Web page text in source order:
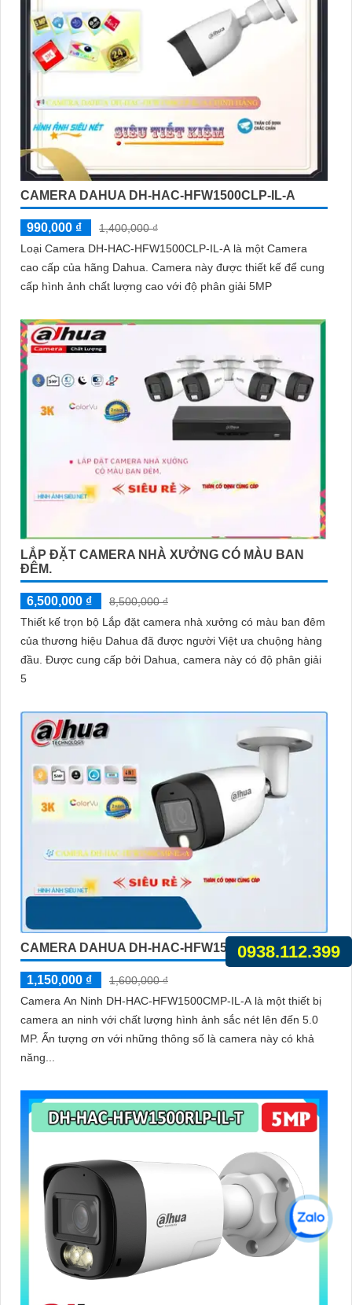
CAMERA DAHUA DH-HAC-HFW1500CLP-IL-A
990,000 ₫
1,400,000 ₫
Loại Camera DH-HAC-HFW1500CLP-IL-A là một Camera
cao cấp của hãng Dahua. Camera này được thiết kế để cung
cấp hình ảnh chất lượng cao với độ phân giải 5MP
LẮP ĐẶT CAMERA NHÀ XƯỞNG CÓ MÀU BAN
ĐÊM.
6,500,000 ₫
8,500,000 ₫
Thiết kế trọn bộ Lắp đặt camera nhà xưởng có màu ban đêm
của thương hiệu Dahua đã được người Việt ưa chuộng hàng
đầu. Được cung cấp bởi Dahua, camera này có độ phân giải
5
CAMERA DAHUA DH-HAC-HFW1500CMP-IL-A
1,150,000 ₫
1,600,000 ₫
Camera An Ninh DH-HAC-HFW1500CMP-IL-A là một thiết bị
camera an ninh với chất lượng hình ảnh sắc nét lên đến 5.0
MP. Ấn tượng ơn với những thông số là camera này có khả
năng...
0938.112.399